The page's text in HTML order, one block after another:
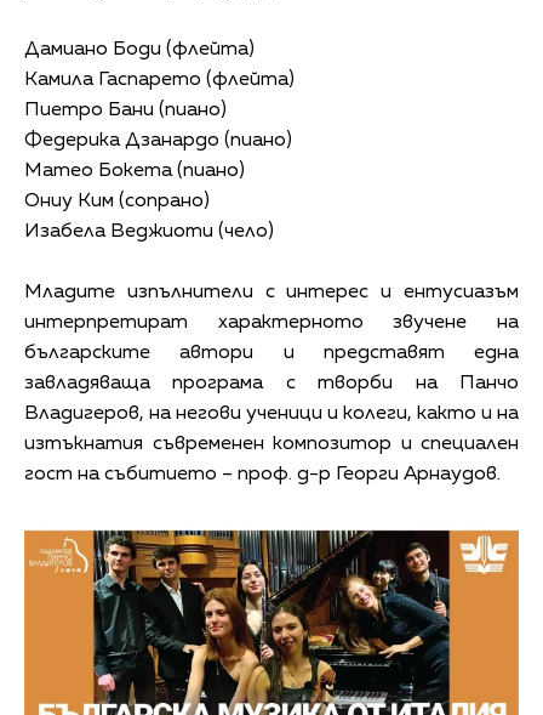
Дамиано Боди (флейта)
Камила Гаспарето (флейта)
Пиетро Бани (пиано)
Федерика Дзанардо (пиано)
Матео Бокета (пиано)
Ониу Ким (сопрано)
Изабела Веджиоти (чело)
Младите изпълнители с интерес и ентусиазъм
интерпретират характерното звучене на
българските автори и представят една
завладяваща програма с творби на Панчо
Владигеров, на негови ученици и колеги, както и на
изтъкнатия съвременен композитор и специален
гост на събитието – проф. д-р Георги Арнаудов.